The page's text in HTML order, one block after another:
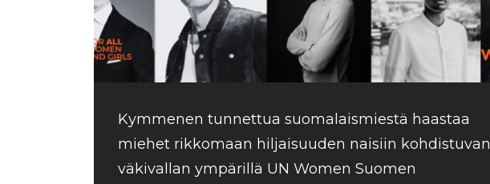
Kymmenen tunnettua suomalaismiestä haastaa
miehet rikkomaan hiljaisuuden naisiin kohdistuvan
väkivallan ympärillä UN Women Suomen